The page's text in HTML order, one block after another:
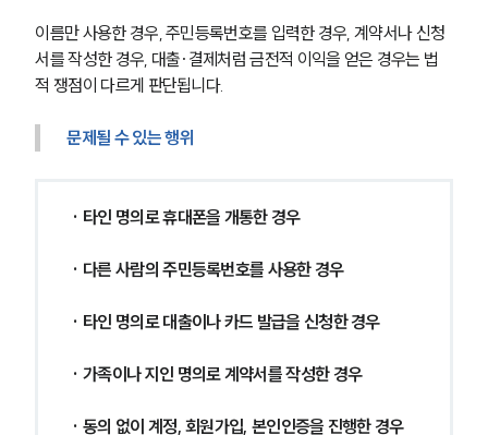
이름만 사용한 경우, 주민등록번호를 입력한 경우, 계약서나 신청
서를 작성한 경우, 대출·결제처럼 금전적 이익을 얻은 경우는 법
적 쟁점이 다르게 판단됩니다.
문제될 수 있는 행위
· 타인 명의로 휴대폰을 개통한 경우
· 다른 사람의 주민등록번호를 사용한 경우
· 타인 명의로 대출이나 카드 발급을 신청한 경우
· 가족이나 지인 명의로 계약서를 작성한 경우
· 동의 없이 계정, 회원가입, 본인인증을 진행한 경우